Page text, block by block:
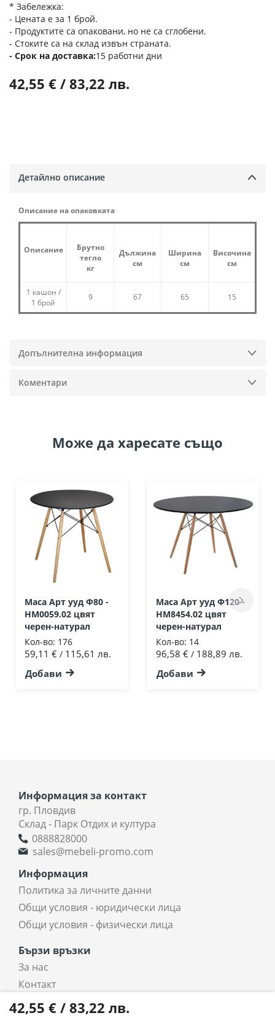
* Забележка:
- Цената е за 1 брой.
- Продуктите са опаковани, но не са сглобени.
- Стоките са на склад извън страната.
Срок на доставка 15 работни дни
42,55 € / 83,22 лв.
42,55 € / 83,22 лв.
Детайлно описание
Описание на опаковката
Описание
Брутно
тегло
кг
Дължина
см
Ширина
см
Височина
см
1 кашон /
1 брой
9 67 65 15
Допълнителна информация
Коментари
Може да харесате също
Маса Арт ууд Ф80 -
HM0059.02 цвят
черен-натурал
Кол-во: 176
59,11 € / 115,61 лв.
Добави
Маса Арт ууд Ф120 -
HM8454.02 цвят
черен-натурал
Кол-во: 14
96,58 € / 188,89 лв.
Добави
Информация за контакт
гр. Пловдив
Склад - Парк Отдих и култура
0888828000
sales@mebeli-promo.com
Информация
Политика за личните данни
Общи условия - юридически лица
Общи условия - физически лица
Бързи връзки
За нас
Контакт
coradi.bg - интернет магазин